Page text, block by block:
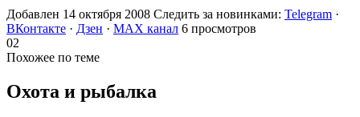
Добавлен 14 октября 2008 Следить за новинками: Telegram ·
ВКонтакте · Дзен · MAX канал 6 просмотров
02
Похожее по теме
Охота и рыбалка